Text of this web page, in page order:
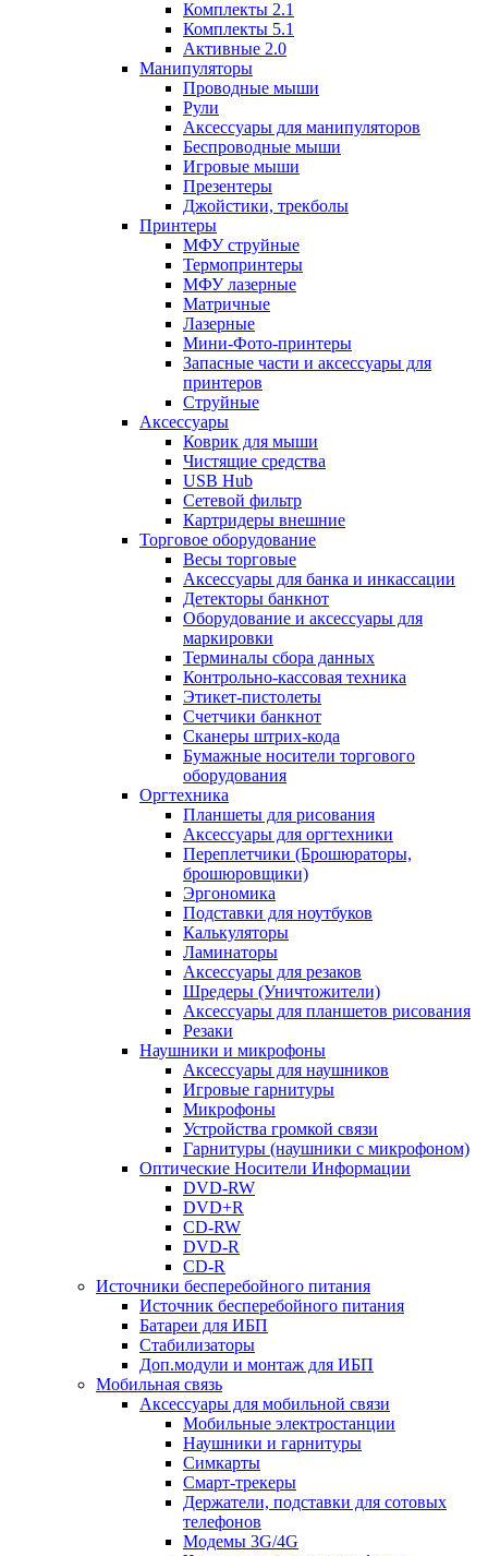
Комплекты 2.1
Комплекты 5.1
Активные 2.0
Манипуляторы
Проводные мыши
Рули
Аксессуары для манипуляторов
Беспроводные мыши
Игровые мыши
Презентеры
Джойстики, трекболы
Принтеры
МФУ струйные
Термопринтеры
МФУ лазерные
Матричные
Лазерные
Мини-Фото-принтеры
Запасные части и аксессуары для
принтеров
Струйные
Аксессуары
Коврик для мыши
Чистящие средства
USB Hub
Сетевой фильтр
Картридеры внешние
Торговое оборудование
Весы торговые
Аксессуары для банка и инкассации
Детекторы банкнот
Оборудование и аксессуары для
маркировки
Терминалы сбора данных
Контрольно-кассовая техника
Этикет-пистолеты
Счетчики банкнот
Сканеры штрих-кода
Бумажные носители торгового
оборудования
Оргтехника
Планшеты для рисования
Аксессуары для оргтехники
Переплетчики (Брошюраторы,
брошюровщики)
Эргономика
Подставки для ноутбуков
Калькуляторы
Ламинаторы
Аксессуары для резаков
Шредеры (Уничтожители)
Аксессуары для планшетов рисования
Резаки
Наушники и микрофоны
Аксессуары для наушников
Игровые гарнитуры
Микрофоны
Устройства громкой связи
Гарнитуры (наушники с микрофоном)
Оптические Носители Информации
DVD-RW
DVD+R
CD-RW
DVD-R
CD-R
Источники бесперебойного питания
Источник бесперебойного питания
Батареи для ИБП
Стабилизаторы
Доп.модули и монтаж для ИБП
Мобильная связь
Аксессуары для мобильной связи
Мобильные электростанции
Наушники и гарнитуры
Симкарты
Смарт-трекеры
Держатели, подставки для сотовых
телефонов
Модемы 3G/4G